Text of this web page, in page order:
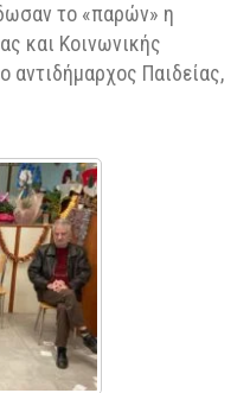
το «παρών» η
και Κοινωνικής
αντιδήμαρχος Παιδείας,